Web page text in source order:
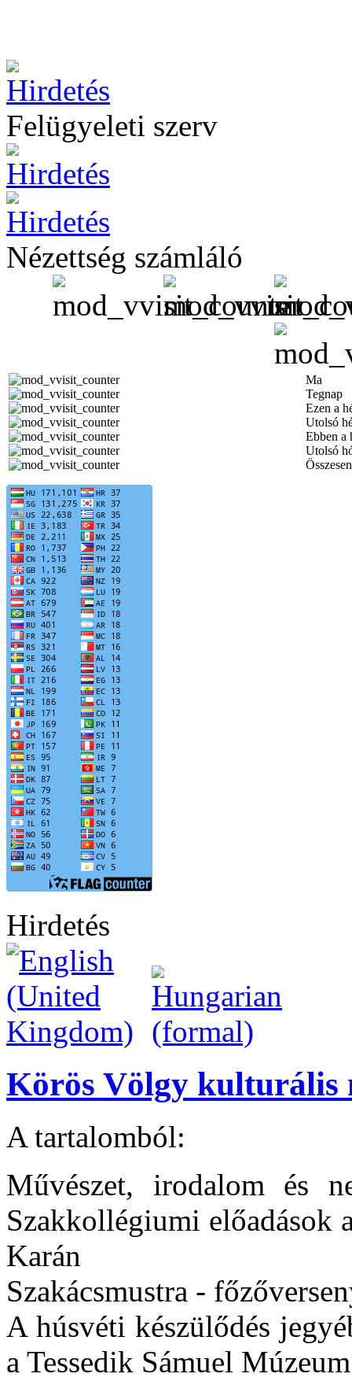
Felügyeleti szerv
Nézettség számláló
Ma
Tegnap
Ezen a
Utolsó
Ebben a
Utolsó
Összesen
Hirdetés
Körös Völgy kulturális
A tartalomból:
Művészet, irodalom és
Szakkollégiumi előadások
Karán
Szakácsmustra -
A húsvéti készülődés
a Tessedik Sámuel